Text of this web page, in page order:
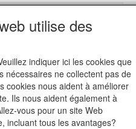
utilise des
indiquer ici les cookies que
nécessaires ne collectent pas de
cookies nous aident à améliorer
Ils nous aident également à
vous pour un site Web
incluant tous les avantages?